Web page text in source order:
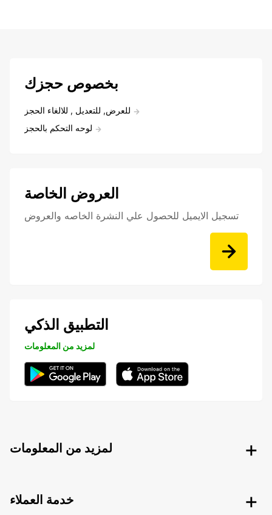
بخصوص حجزك
للعرض, للتعديل , للالغاء الحجز
لوحه التحكم بالحجز
العروض الخاصة
تسجيل الايميل للحصول علي النشرة الخاصه والعروض
التطبيق الذكي
لمزيد من المعلومات
لمزيد من المعلومات
خدمة العملاء